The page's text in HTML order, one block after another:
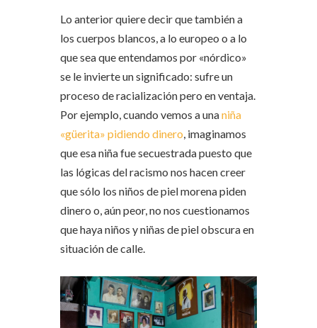
Lo anterior quiere decir que también a
los cuerpos blancos, a lo europeo o a lo
que sea que entendamos por «nórdico»
se le invierte un significado: sufre un
proceso de racialización pero en ventaja.
Por ejemplo, cuando vemos a unaniña
«güerita» pidiendo dinero, imaginamos
que esa niña fue secuestrada puesto que
las lógicas del racismo nos hacen creer
que sólo los niños de piel morena piden
dinero o, aún peor, no nos cuestionamos
que haya niños y niñas de piel obscura en
situación de calle.